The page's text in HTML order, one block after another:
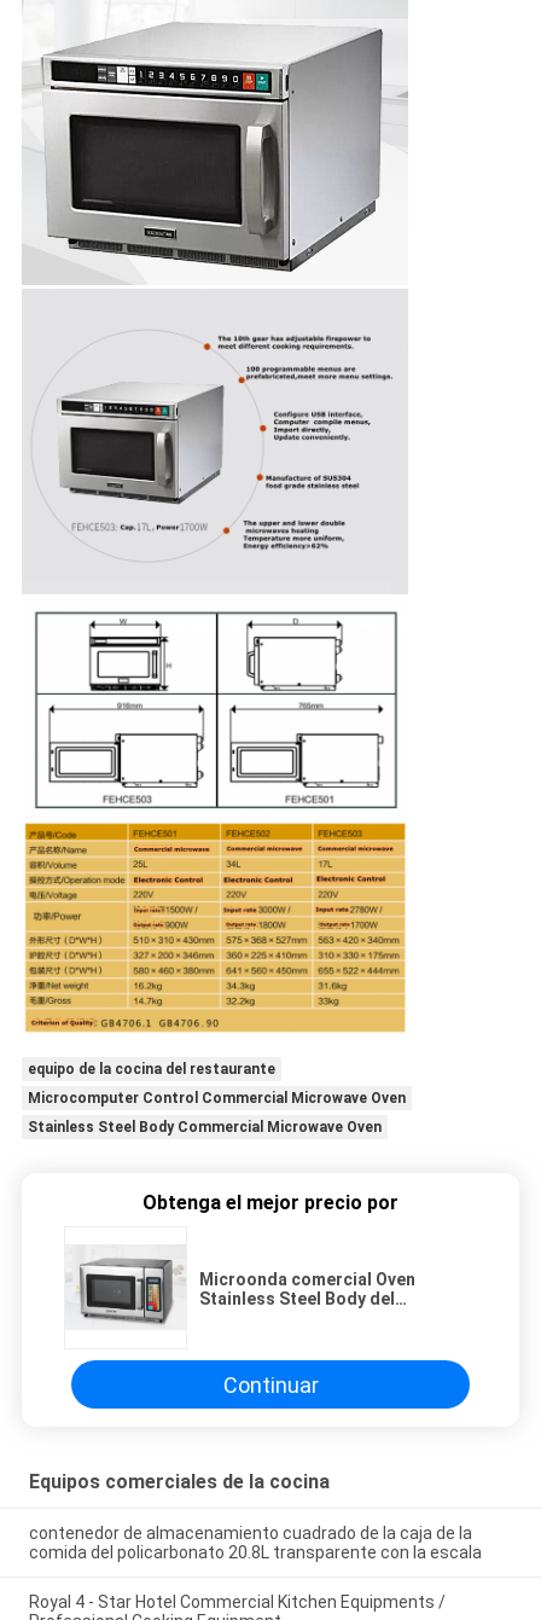
equipo de la cocina del restaurante
Microcomputer Control Commercial Microwave Oven
Stainless Steel Body Commercial Microwave Oven
Obtenga el mejor precio por
Microonda comercial Oven
Stainless Steel Body del
Continuar
Equipos comerciales de la cocina
contenedor de almacenamiento cuadrado de la caja de la
comida del policarbonato 20.8L transparente con la escala
Royal 4 - Star Hotel Commercial Kitchen Equipments /